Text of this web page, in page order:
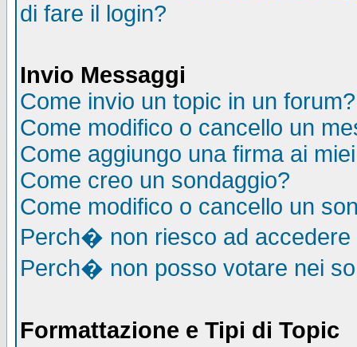
di fare il login?
Invio Messaggi
Come invio un topic in un forum?
Come modifico o cancello un
Come aggiungo una firma ai
Come creo un sondaggio?
Come modifico o cancello un
Perch� non riesco ad accedere
Perch� non posso votare nei
Formattazione e Tipi di Topic